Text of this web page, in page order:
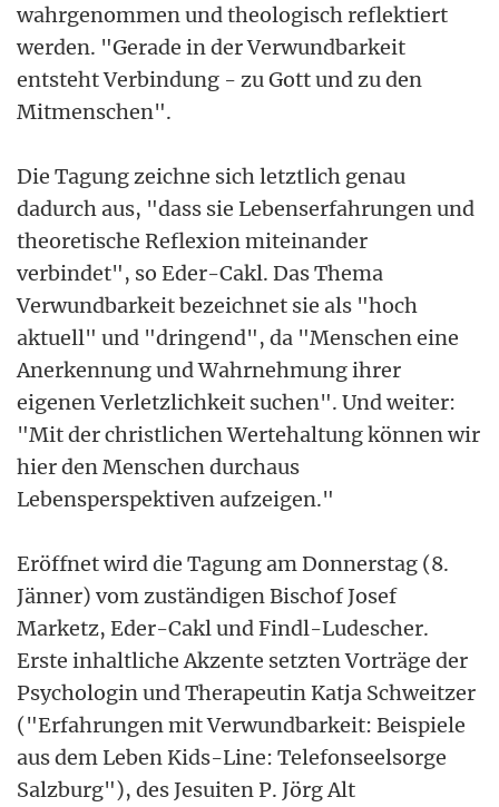
wahrgenommen und theologisch reflektiert
werden. "Gerade in der Verwundbarkeit
entsteht Verbindung - zu Gott und zu den
Mitmenschen".
Die Tagung zeichne sich letztlich genau
dadurch aus, "dass sie Lebenserfahrungen und
theoretische Reflexion miteinander
verbindet", so Eder-Cakl. Das Thema
Verwundbarkeit bezeichnet sie als "hoch
aktuell" und "dringend", da "Menschen eine
Anerkennung und Wahrnehmung ihrer
eigenen Verletzlichkeit suchen". Und weiter:
"Mit der christlichen Wertehaltung können wir
hier den Menschen durchaus
Lebensperspektiven aufzeigen."
Eröffnet wird die Tagung am Donnerstag (8.
Jänner) vom zuständigen Bischof Josef
Marketz, Eder-Cakl und Findl-Ludescher.
Erste inhaltliche Akzente setzten Vorträge der
Psychologin und Therapeutin Katja Schweitzer
("Erfahrungen mit Verwundbarkeit: Beispiele
aus dem Leben Kids-Line: Telefonseelsorge
Salzburg"), des Jesuiten P. Jörg Alt